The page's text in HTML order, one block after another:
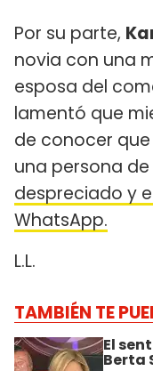
Por su parte,
novia con una
esposa del
lamentó que
de conocer
una persona
despreciado y
WhatsApp.
L.L.
TAMBIÉN TE
El
Berta